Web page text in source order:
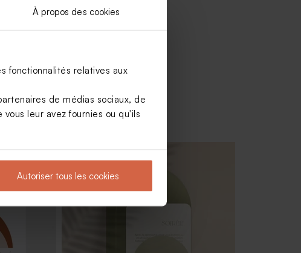
À propos des cookies
fonctionnalités relatives aux
de médias sociaux, de
leur avez fournies ou qu'ils
Autoriser tous les cookies
Contenant à dragées mariage cloche